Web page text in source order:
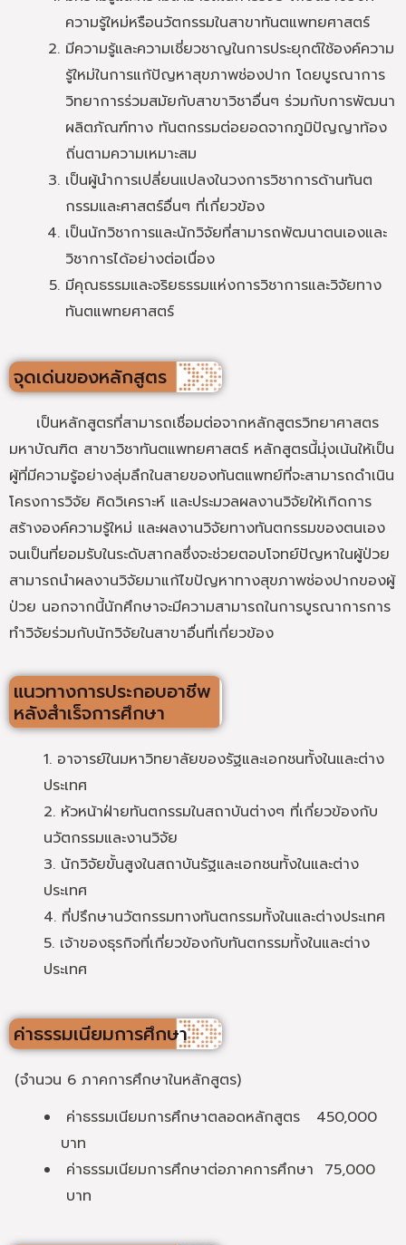
ความรู้ใหม่หรือนวัตกรรมในสาขาทันตแพทยศาสตร์
มีความรู้และความเชี่ยวชาญในการประยุกต์ใช้องค์ความ
รู้ใหม่ในการแก้ปัญหาสุขภาพช่องปาก โดยบูรณาการ
วิทยาการร่วมสมัยกับสาขาวิชาอื่นๆ ร่วมกับการพัฒนา
ผลิตภัณฑ์ทาง ทันตกรรมต่อยอดจากภูมิปัญญาท้อง
ถิ่นตามความเหมาะสม
เป็นผู้นำการเปลี่ยนแปลงในวงการวิชาการด้านทันต
กรรมและศาสตร์อื่นๆ ที่เกี่ยวข้อง
เป็นนักวิชาการและนักวิจัยที่สามารถพัฒนาตนเองและ
วิชาการได้อย่างต่อเนื่อง
มีคุณธรรมและจริยธรรมแห่งการวิชาการและวิจัยทาง
ทันตแพทยศาสตร์
จุดเด่นของหลักสูตร
เป็นหลักสูตรที่สามารถเชื่อมต่อจากหลักสูตรวิทยาศาสตร
มหาบัณฑิต สาขาวิชาทันตแพทยศาสตร์ หลักสูตรนี้มุ่งเน้นให้เป็น
ผู้ที่มีความรู้อย่างลุ่มลึกในสายของทันตแพทย์ที่จะสามารถดำเนิน
โครงการวิจัย คิดวิเคราะห์ และประมวลผลงานวิจัยให้เกิดการ
สร้างองค์ความรู้ใหม่ และผลงานวิจัยทางทันตกรรมของตนเอง
จนเป็นที่ยอมรับในระดับสากลซึ่งจะช่วยตอบโจทย์ปัญหาในผู้ป่วย
สามารถนำผลงานวิจัยมาแก้ไขปัญหาทางสุขภาพช่องปากของผู้
ป่วย นอกจากนี้นักศึกษาจะมีความสามารถในการบูรณาการการ
ทำวิจัยร่วมกับนักวิจัยในสาขาอื่นที่เกี่ยวข้อง
แนวทางการประกอบอาชีพ
หลังสำเร็จการศึกษา
1. อาจารย์ในมหาวิทยาลัยของรัฐและเอกชนทั้งในและต่าง
ประเทศ
2. หัวหน้าฝ่ายทันตกรรมในสถาบันต่างๆ ที่เกี่ยวข้องกับ
นวัตกรรมและงานวิจัย
3. นักวิจัยขั้นสูงในสถาบันรัฐและเอกชนทั้งในและต่าง
ประเทศ
4. ที่ปรึกษานวัตกรรมทางทันตกรรมทั้งในและต่างประเทศ
5. เจ้าของธุรกิจที่เกี่ยวข้องกับทันตกรรมทั้งในและต่าง
ประเทศ
ค่าธรรมเนียมการศึกษา
(จำนวน 6 ภาคการศึกษาในหลักสูตร)
ค่าธรรมเนียมการศึกษาตลอดหลักสูตร 450,000
บาท
ค่าธรรมเนียมการศึกษาต่อภาคการศึกษา 75,000
บาท